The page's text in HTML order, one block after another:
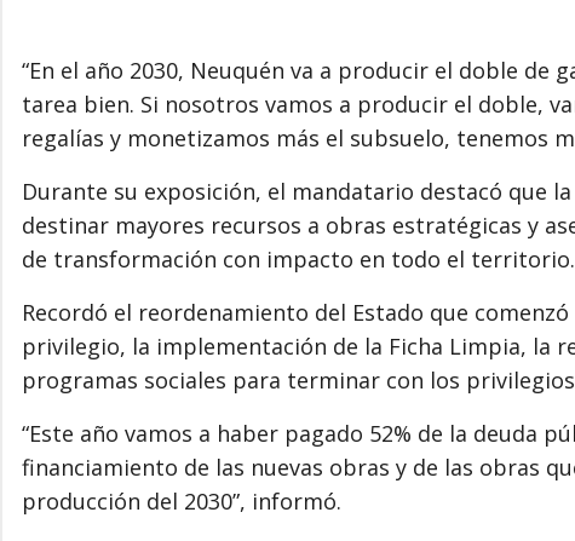
“En el año 2030, Neuquén va a producir el doble de
tarea bien. Si nosotros vamos a producir el doble,
regalías y monetizamos más el subsuelo, tenemos
Durante su exposición, el mandatario destacó que
destinar mayores recursos a obras estratégicas y
de transformación con impacto en todo el territorio.
Recordó el reordenamiento del Estado que
privilegio, la implementación de la Ficha Limpia, la
programas sociales para terminar con los
“Este año vamos a haber pagado 52% de la deuda
financiamiento de las nuevas obras y de las obras
producción del 2030”, informó.